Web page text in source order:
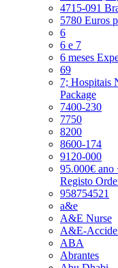
4715-091
5780 Euros
6
6 e 7
6 meses
69
7; Hospitais
Package
7400-230
7750
8200
8600-174
9120-000
95.000€ ano
Registo
958754521
a&e
A&E Nurse
A&E-
ABA
Abrantes